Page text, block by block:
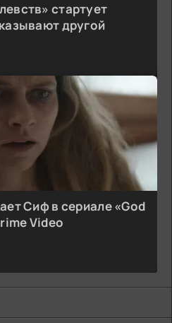
стартует
другой
Сиф в сериале «God
Video